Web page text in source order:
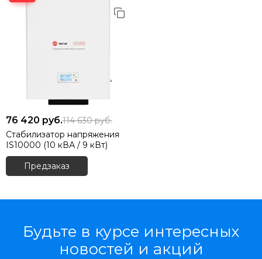
76 420 руб.114 630руб.
Стабилизатор напряжения
IS10000 (10 кВА / 9 кВт)
Предзаказ
Будьте в курсе интересных
новостей и акций